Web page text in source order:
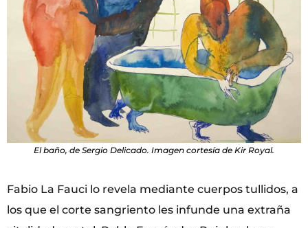
El baño, de Sergio Delicado. Imagen cortesía de Kir Royal.
Fabio La Fauci lo revela mediante cuerpos tullidos, a
los que el corte sangriento les infunde una extraña